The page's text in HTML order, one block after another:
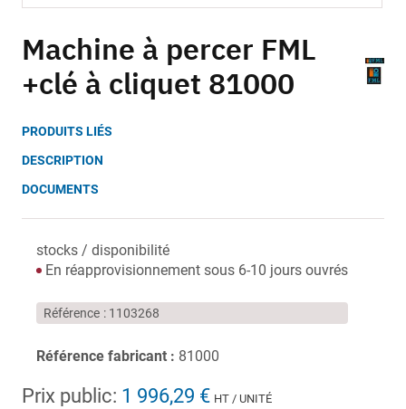
to
the
beginning
of
images
gallery
Machine à percer FML
+clé à cliquet 81000
PRODUITS LIÉS
DESCRIPTION
DOCUMENTS
stocks / disponibilité
En réapprovisionnement sous 6-10 jours ouvrés
Référence 1103268
Référence fabricant : 81000
Prix public: 1 996,29 € HT / UNITÉ